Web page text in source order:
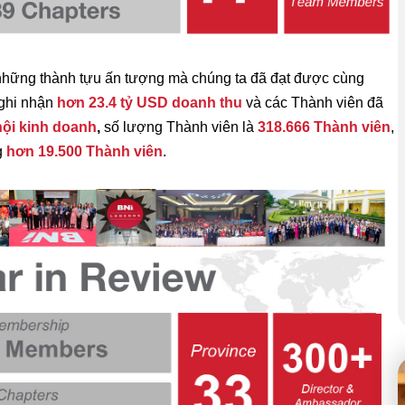
thành tựu ấn tượng mà chúng ta đã đạt được cùng
nhận hơn 23.4 tỷ USD doanh thu và các Thành viên đã
kinh doanh, số lượng Thành viên là 318.666 Thành viên,
hơn 19.500 Thành viên.